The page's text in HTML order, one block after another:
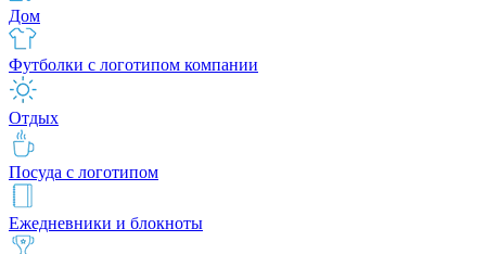
Дом
Футболки с логотипом компании
Отдых
Посуда с логотипом
Ежедневники и блокноты